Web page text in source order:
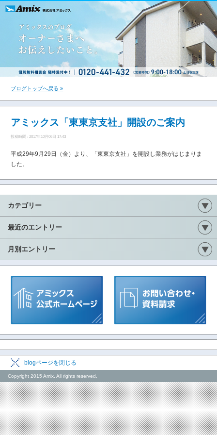
ブログトップへ戻る »
アミックス「東東京支社」開設のご案内
投稿時間 : 2017年10月06日 17:43
平成29年9月29日（金）より、「東東京支社」を開設し業務がはじまりま
した。
カテゴリー
最近のエントリー
月別エントリー
blogページを閉じる
Copyright 2015 Amix. All rights reserved.